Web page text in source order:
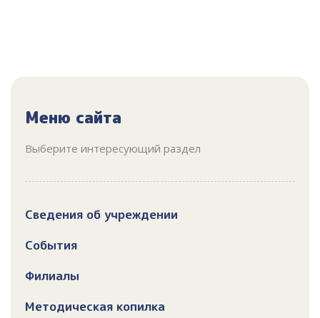
Меню сайта
Выберите интересующий раздел
Сведения об учреждении
События
Филиалы
Методическая копилка